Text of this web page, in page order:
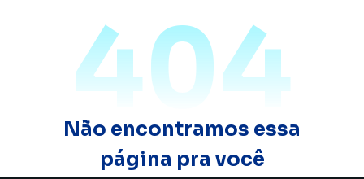
404
Não encontramos essa
página pra você